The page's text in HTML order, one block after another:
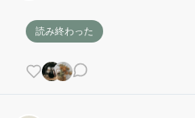
読み終わった